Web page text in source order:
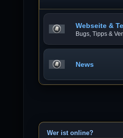
Webseite &
Bugs, Tipps &
News
Wer ist online?